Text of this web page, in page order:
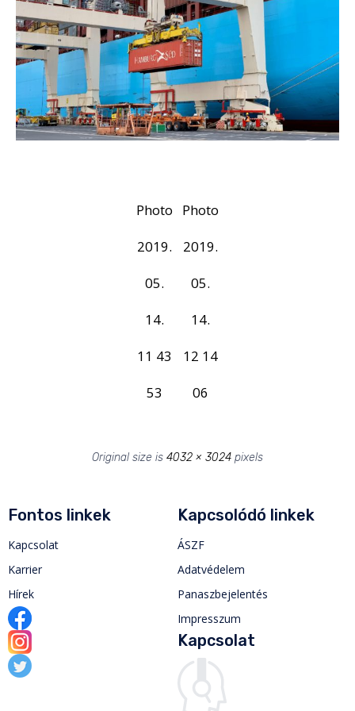
Photo
2019.
05.
14.
11 43
53
Photo
2019.
05.
14.
12 14
06
Original size is 4032 × 3024 pixels
Fontos linkek
Kapcsolat
Karrier
Hírek
Kapcsolódó linkek
ÁSZF
Adatvédelem
Panaszbejelentés
Impresszum
Kapcsolat